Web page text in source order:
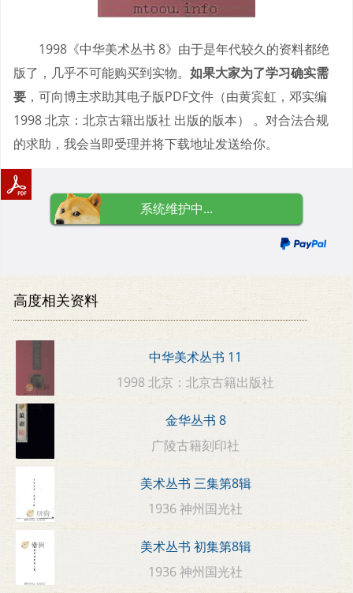
1998《中华美术丛书 8》由于是年代较久的资料都绝
版了，几乎不可能购买到实物。 如果大家为了学习确实需
要 ，可向博主求助其电子版PDF文件（由黄宾虹，邓实编
1998 北京：北京古籍出版社 出版的版本） 。对合法合规
的求助，我会当即受理并将下载地址发送给你。
系统维护中...
高度相关资料
中华美术丛书 11
1998 北京：北京古籍出版社
金华丛书 8
广陵古籍刻印社
美术丛书 三集第8辑
1936 神州国光社
美术丛书 初集第8辑
1936 神州国光社